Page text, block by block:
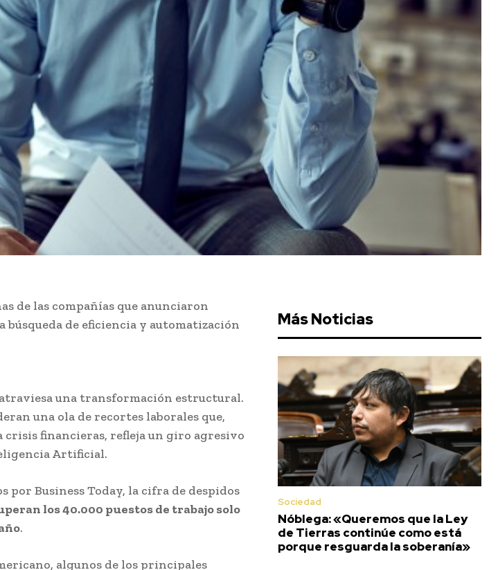
de las compañías que anunciaron
búsqueda de eficiencia y automatización
una transformación estructural.
una ola de recortes laborales que,
crisis financieras, refleja un giro agresivo
Artificial.
por Business Today, la cifra de despidos
los 40.000 puestos de trabajo solo
.
algunos de los principales
Más Noticias
Sociedad
Nóblega: «Queremos que la Ley
de Tierras continúe como está
porque resguarda la soberanía»